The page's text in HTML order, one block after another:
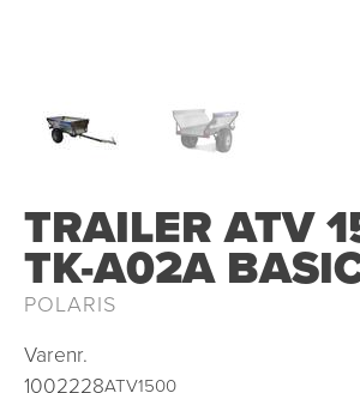
TRAILER ATV
TK-A02A
POLARIS
Varenr.
1002228ATV1500